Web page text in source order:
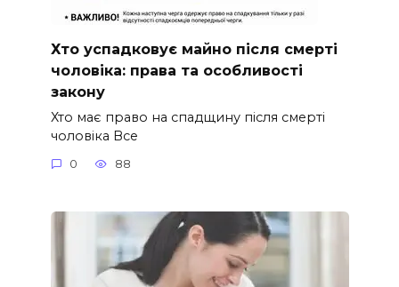
Хто успадковує майно після смерті
чоловіка: права та особливості
закону
Хто має право на спадщину після смерті
чоловіка Все
0 88